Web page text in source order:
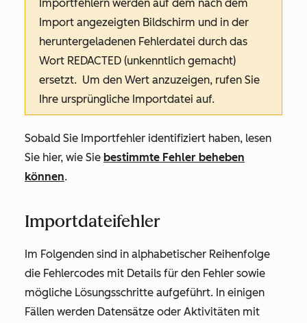
Importfehlern werden auf dem nach dem
Import angezeigten Bildschirm und in der
heruntergeladenen Fehlerdatei durch das
Wort REDACTED (unkenntlich gemacht)
ersetzt. Um den Wert anzuzeigen, rufen Sie
Ihre ursprüngliche Importdatei auf.
Sobald Sie Importfehler identifiziert haben, lesen
Sie hier, wie Sie bestimmte Fehler beheben
können.
Importdateifehler
Im Folgenden sind in alphabetischer Reihenfolge
die Fehlercodes mit Details für den Fehler sowie
mögliche Lösungsschritte aufgeführt. In einigen
Fällen werden Datensätze oder Aktivitäten mit